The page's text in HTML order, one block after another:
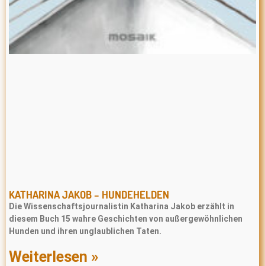
KATHARINA JAKOB – HUNDEHELDEN
Die Wissenschaftsjournalistin Katharina Jakob erzählt in
diesem Buch 15 wahre Geschichten von außergewöhnlichen
Hunden und ihren unglaublichen Taten.
Weiterlesen »